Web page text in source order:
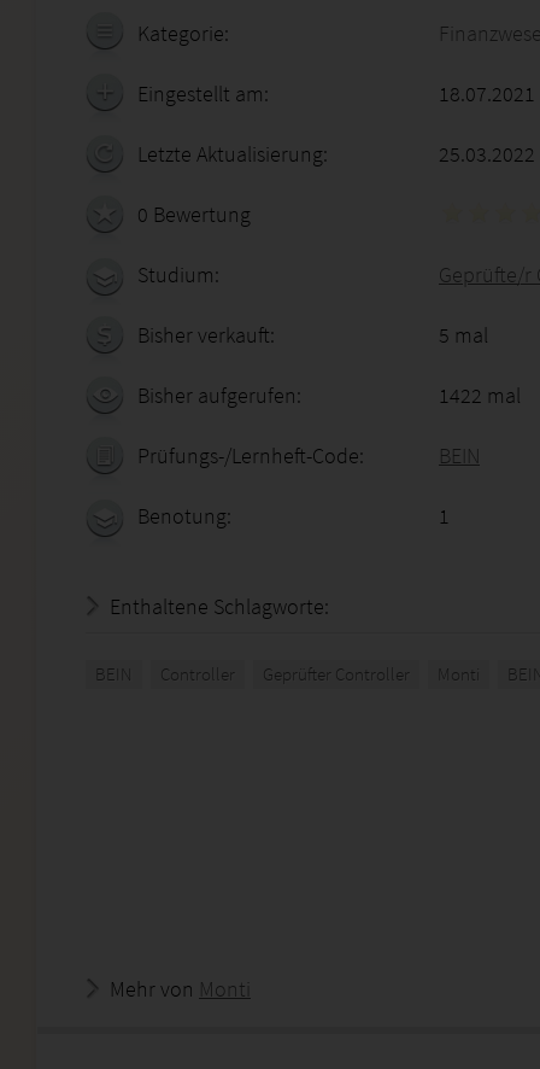
Kategorie:
Eingestellt am:
Letzte Aktualisierung: 25.03.2022
0 Bewertung
Studium: Geprüfte/r
Bisher verkauft: 5 mal
Bisher aufgerufen: 1422 mal
Prüfungs-/Lernheft-Code: BEIN
Benotung: 1
Enthaltene Schlagworte:
BEIN Controller Geprüfter Controller Monti
Mehr von Monti